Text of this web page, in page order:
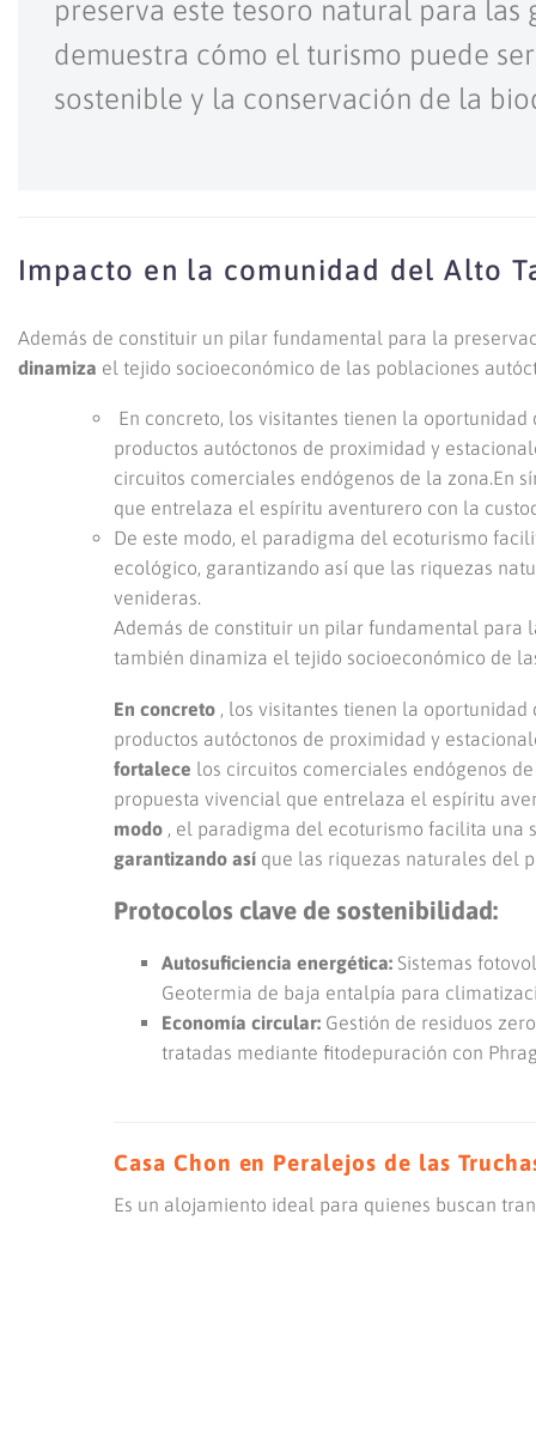
preserva este tesoro natural para las
demuestra cómo el turismo puede
sostenible y la conservación de la
Impacto en la comunidad del Alto
Además de constituir un pilar fundamental para la
dinamiza el tejido socioeconómico de las poblaciones
En concreto, los visitantes tienen la
productos autóctonos de proximidad y
circuitos comerciales endógenos de la zona.En
que entrelaza el espíritu aventurero con la
De este modo, el paradigma del ecoturismo
ecológico, garantizando así que las riquezas
venideras.
Además de constituir un pilar fundamental para
también dinamiza el tejido socioeconómico de
En concreto , los visitantes tienen la
productos autóctonos de proximidad y
fortalece los circuitos comerciales endógenos
propuesta vivencial que entrelaza el espíritu
modo , el paradigma del ecoturismo facilita una
garantizando así que las riquezas naturales del
Protocolos clave de sostenibilidad:
Autosuficiencia energética: Sistemas
Geotermia de baja entalpía para
Economía circular: Gestión de residuos
tratadas mediante fitodepuración con
Casa Chon en Peralejos de las
Es un alojamiento ideal para quienes buscan